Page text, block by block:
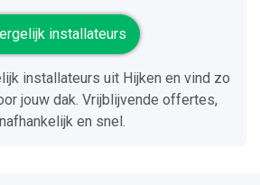
installateurs
installateurs uit Hijken en vind zo
jouw dak. Vrijblijvende offertes,
en snel.